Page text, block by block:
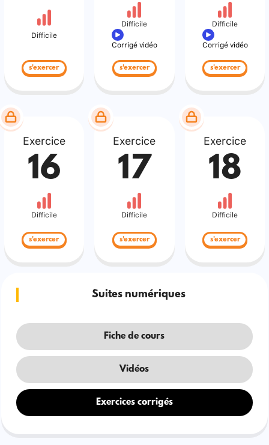
Difficile
s'exercer
Difficile
Corrigé vidéo
s'exercer
Difficile
Corrigé vidéo
s'exercer
Exercice
16
Difficile
s'exercer
Exercice
17
Difficile
s'exercer
Exercice
18
Difficile
s'exercer
Suites numériques
Fiche de cours
Vidéos
Exercices corrigés